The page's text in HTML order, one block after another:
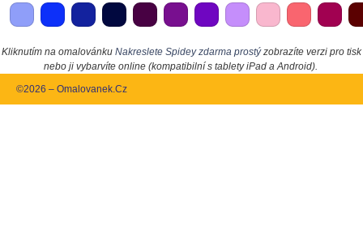
Kliknutím na omalovánku Nakreslete Spidey zdarma prostýzobrazíte verzi pro tisk
nebo ji vybarvíte online (kompatibilní s tablety iPad a Android).
©2026 – Omalovanek.Cz